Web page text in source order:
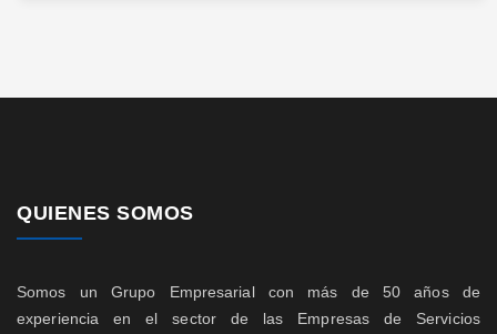
QUIENES SOMOS
Somos un Grupo Empresarial con más de 50 años de
experiencia en el sector de las Empresas de Servicios